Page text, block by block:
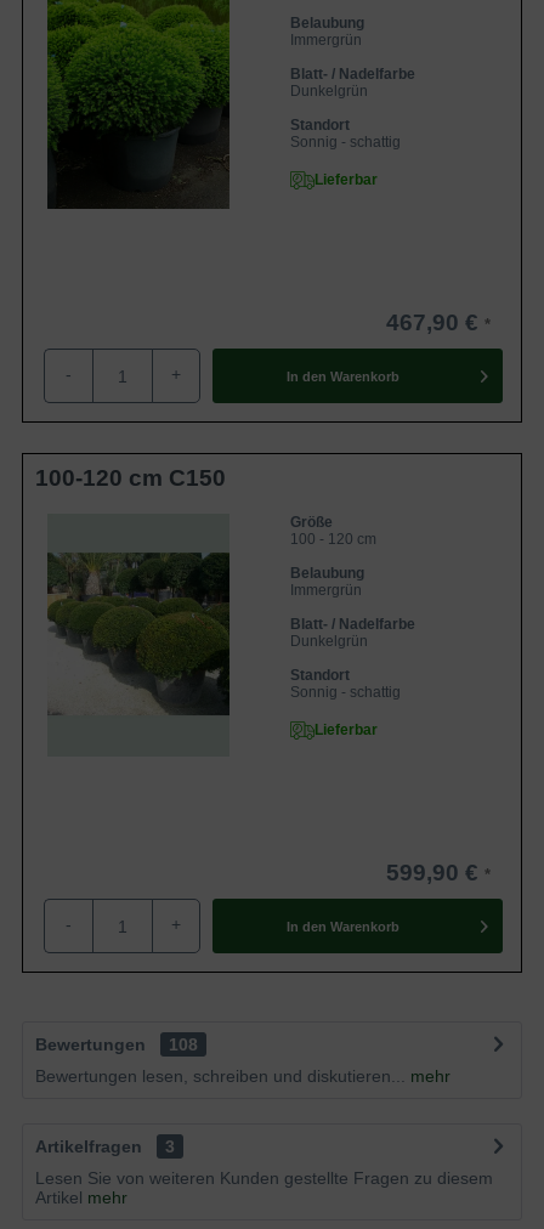
Belaubung
Immergrün
Blatt- / Nadelfarbe
Dunkelgrün
Standort
Sonnig - schattig
Lieferbar
467,90 €
- + In den Warenkorb
100-120 cm C150
Größe
100 - 120 cm
Belaubung
Immergrün
Blatt- / Nadelfarbe
Dunkelgrün
Standort
Sonnig - schattig
Lieferbar
599,90 €
- + In den Warenkorb
Bewertungen
108
Bewertungen lesen, schreiben und diskutieren...
mehr
Artikelfragen
3
Lesen Sie von weiteren Kunden gestellte Fragen zu diesem
Artikel mehr